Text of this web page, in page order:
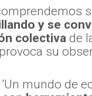
y se
colectiva de
su
'Un mundo de